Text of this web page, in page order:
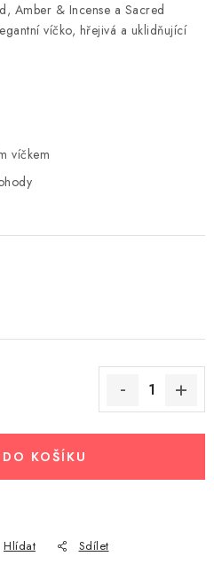
Amber & Incense a Sacred
víčko, hřejivá a uklidňující
víčkem
KOŠÍKU
Hlídat Sdílet